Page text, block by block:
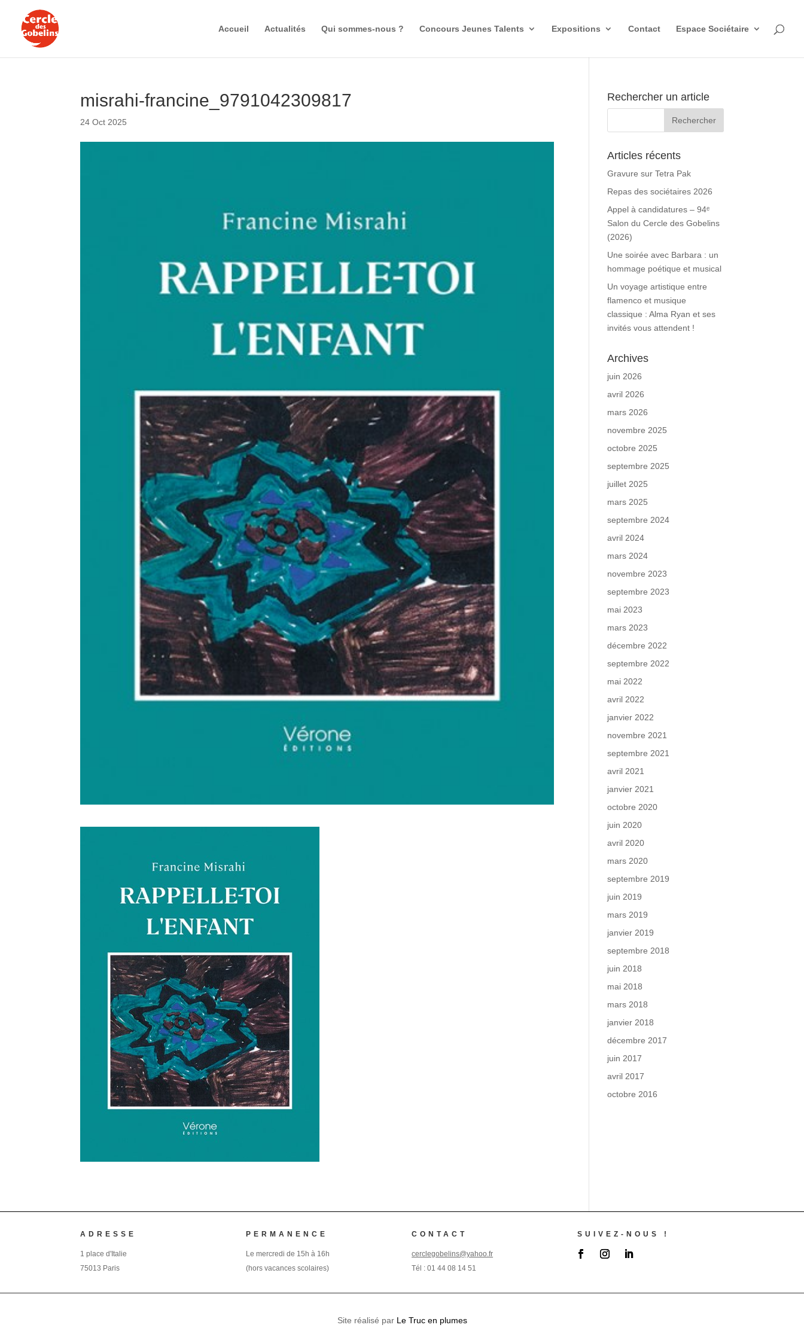
Accueil Actualités Qui sommes-nous ? Concours Jeunes Talents Expositions Contact Espace Sociétaire
misrahi-francine_9791042309817
24 Oct 2025
Rechercher un article
Articles récents
Gravure sur Tetra Pak
Repas des sociétaires 2026
Appel à candidatures – 94ᵉ
Salon du Cercle des Gobelins
(2026)
Une soirée avec Barbara : un
hommage poétique et musical
Un voyage artistique entre
flamenco et musique
classique : Alma Ryan et ses
invités vous attendent !
Archives
juin 2026
avril 2026
mars 2026
novembre 2025
octobre 2025
septembre 2025
juillet 2025
mars 2025
septembre 2024
avril 2024
mars 2024
novembre 2023
septembre 2023
mai 2023
mars 2023
décembre 2022
septembre 2022
mai 2022
avril 2022
janvier 2022
novembre 2021
septembre 2021
avril 2021
janvier 2021
octobre 2020
juin 2020
avril 2020
mars 2020
septembre 2019
juin 2019
mars 2019
janvier 2019
septembre 2018
juin 2018
mai 2018
mars 2018
janvier 2018
décembre 2017
juin 2017
avril 2017
octobre 2016
ADRESSE
1 place d'Italie
75013 Paris
PERMANENCE
Le mercredi de 15h à 16h
(hors vacances scolaires)
CONTACT
cerclegobelins@yahoo.fr
Tél :01 44 08 14 51
SUIVEZ-NOUS !
Site réalisé par Le Truc en plumes